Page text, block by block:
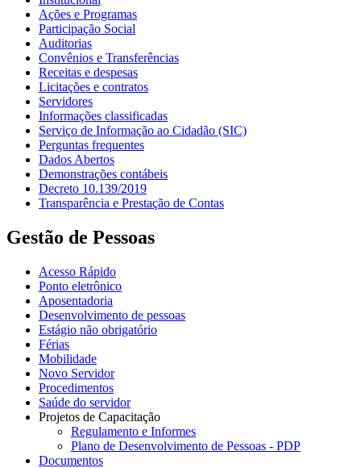
Ações e Programas
Participação Social
Auditorias
Convênios e Transferências
Receitas e despesas
Licitações e contratos
Servidores
Informações classificadas
Serviço de Informação ao Cidadão (SIC)
Perguntas frequentes
Dados Abertos
Demonstrações contábeis
Decreto 10.139/2019
Transparência e Prestação de Contas
Gestão de Pessoas
Acesso Rápido
Ponto eletrônico
Aposentadoria
Desenvolvimento de pessoas
Estágio não obrigatório
Férias
Mobilidade
Novo Servidor
Procedimentos
Saúde do servidor
Projetos de Capacitação
Regulamento e Informes
Plano de Desenvolvimento de Pessoas - PDP
Documentos